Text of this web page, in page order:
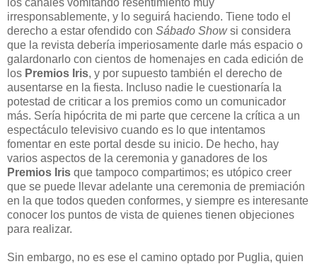
irresponsablemente, y lo seguirá haciendo. Tiene todo el
derecho a estar ofendido con Sábado Showsi considera
que la revista debería imperiosamente darle más espacio o
galardonarlo con cientos de homenajes en cada edición de
los Premios Iris, y por supuesto también el derecho de
ausentarse en la fiesta. Incluso nadie le cuestionaría la
potestad de criticar a los premios como un comunicador
más. Sería hipócrita de mi parte que cercene la crítica a un
espectáculo televisivo cuando es lo que intentamos
fomentar en este portal desde su inicio. De hecho, hay
varios aspectos de la ceremonia y ganadores de los
Premios Iris que tampoco compartimos; es utópico creer
que se puede llevar adelante una ceremonia de premiación
en la que todos queden conformes, y siempre es interesante
conocer los puntos de vista de quienes tienen objeciones
para realizar.
Sin embargo, no es ese el camino optado por Puglia, quien